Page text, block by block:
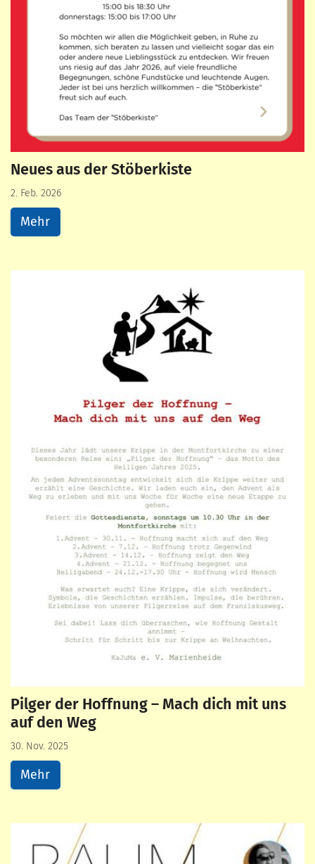
Neues aus der Stöberkiste
2. Feb. 2026
Mehr
Pilger der Hoffnung – Mach dich mit uns
auf den Weg
30. Nov. 2025
Mehr